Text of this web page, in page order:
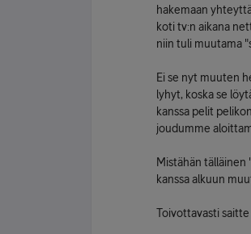
hakemaan
koti tv:n aikana
niin tuli muutama
Ei se nyt muuten
lyhyt, koska se
kanssa pelit
joudumme
Mistähän
kanssa alkuun
Toivottavasti